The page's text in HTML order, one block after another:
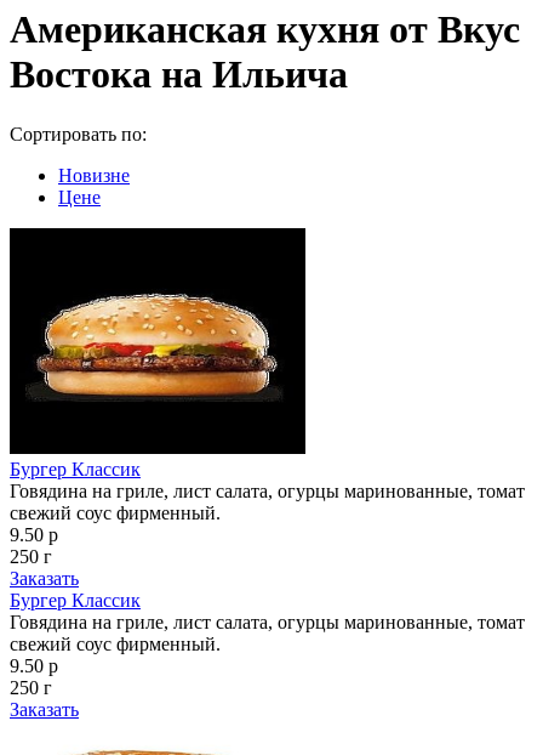
Американская кухня от Вкус
Востока на Ильича
Сортировать по:
Новизне
Цене
Бургер Классик
Говядина на гриле, лист салата, огурцы маринованные, томат
свежий соус фирменный.
9.50 р
250 г
Заказать
Бургер Классик
Говядина на гриле, лист салата, огурцы маринованные, томат
свежий соус фирменный.
9.50 р
250 г
Заказать